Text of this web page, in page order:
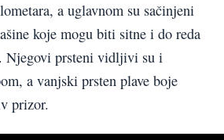
a uglavnom su sačinjeni
koje mogu biti sitne i do reda
Njegovi prsteni vidljivi su i
a vanjski prsten plave boje
prizor.